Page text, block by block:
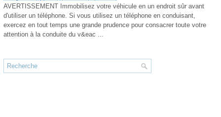
AVERTISSEMENT Immobilisez votre véhicule en un endroit sûr avant
d'utiliser un téléphone. Si vous utilisez un téléphone en conduisant,
exercez en tout temps une grande prudence pour consacrer toute votre
attention à la conduite du v&eac ...